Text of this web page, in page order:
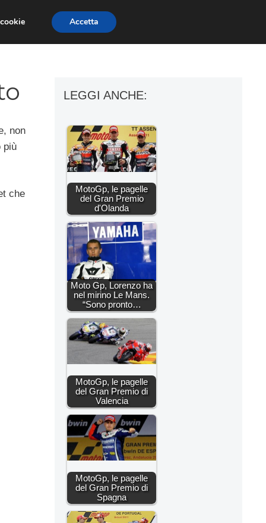
MOTO MOTO GP
non
più
che
LEGGI ANCHE:
MotoGp, le pagelle
del Gran Premio
d'Olanda
Moto Gp, Lorenzo ha
nel mirino Le Mans.
“Sono pronto…
MotoGp, le pagelle
del Gran Premio di
Valencia
MotoGp, le pagelle
del Gran Premio di
Spagna
Accetta